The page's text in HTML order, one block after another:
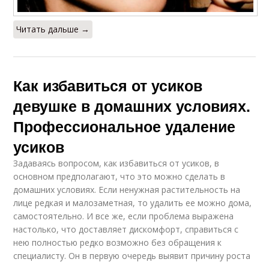
Читать дальше →
Как избавиться от усиков
девушке в домашних условиях.
Профессиональное удаление
усиков
Задаваясь вопросом, как избавиться от усиков, в
основном предполагают, что это можно сделать в
домашних условиях. Если ненужная растительность на
лице редкая и малозаметная, то удалить ее можно дома,
самостоятельно. И все же, если проблема выражена
настолько, что доставляет дискомфорт, справиться с
нею полностью редко возможно без обращения к
специалисту. Он в первую очередь выявит причину роста